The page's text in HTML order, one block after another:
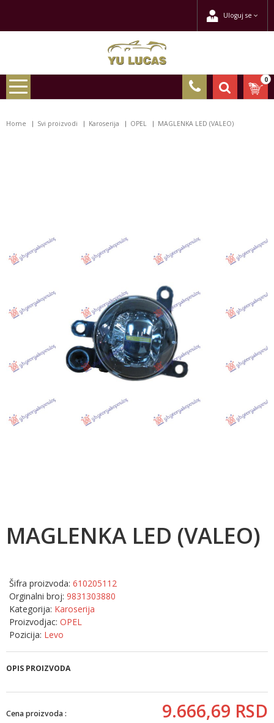
Uloguj se
0
Home Svi proizvodi Karoserija OPEL MAGLENKA LED (VALEO)
MAGLENKA LED (VALEO)
Šifra proizvoda: 610205112
Orginalni broj: 9831303880
Kategorija: Karoserija
Proizvodjac: OPEL
Pozicija: Levo
OPIS PROIZVODA
Cena proizvoda : 9.666,69 RSD